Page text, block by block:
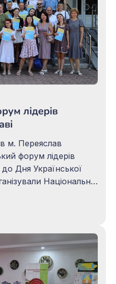
лідерів
м. Переяслав
форум лідерів
Дня Української
Національна
працівників
Григорія
Національний
заповідник
Міністерства